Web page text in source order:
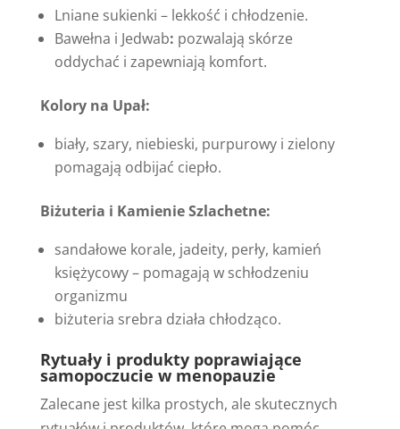
Lniane sukienki – lekkość i chłodzenie.
Bawełna i Jedwab: pozwalają skórze
oddychać i zapewniają komfort.
Kolory na Upał:
biały, szary, niebieski, purpurowy i zielony
pomagają odbijać ciepło.
Biżuteria i Kamienie Szlachetne:
sandałowe korale, jadeity, perły, kamień
księżycowy – pomagają w schłodzeniu
organizmu
biżuteria srebra działa chłodząco.
Rytuały i produkty poprawiające
samopoczucie w menopauzie
Zalecane jest kilka prostych, ale skutecznych